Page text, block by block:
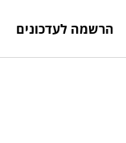
הרשמה לעדכונים